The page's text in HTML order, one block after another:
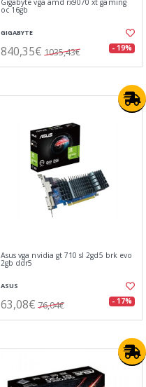
Gigabyte vga amd rx9070 xt gaming
oc 16gb
GIGABYTE
840,35€ 1035,43€ - 19%
Asus vga nvidia gt 710 sl 2gd5 brk evo
2gb ddr5
ASUS
63,08€ 76,04€ - 17%